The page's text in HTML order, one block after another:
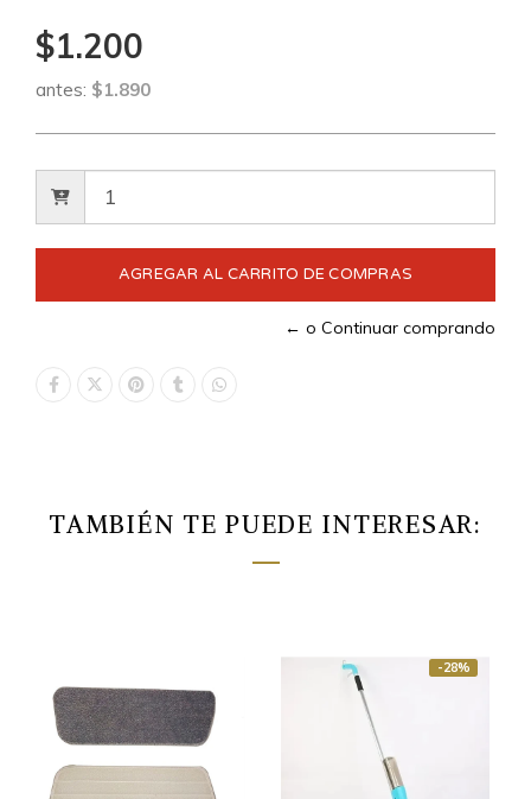
$1.200
antes: $1.890
← o Continuar comprando
TAMBIÉN TE PUEDE INTERESAR:
-28%